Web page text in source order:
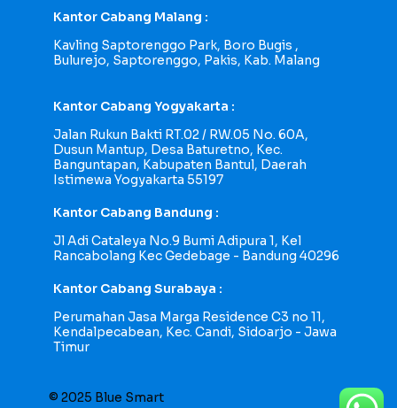
Kantor Cabang Malang :
Kavling Saptorenggo Park, Boro Bugis ,
Bulurejo, Saptorenggo, Pakis, Kab. Malang
Kantor Cabang Yogyakarta :
Jalan Rukun Bakti RT.02 / RW.05 No. 60A,
Dusun Mantup, Desa Baturetno, Kec.
Banguntapan, Kabupaten Bantul, Daerah
Istimewa Yogyakarta 55197
Kantor Cabang Bandung :
Jl Adi Cataleya No.9 Bumi Adipura 1, Kel
Rancabolang Kec Gedebage - Bandung 40296
Kantor Cabang Surabaya :
Perumahan Jasa Marga Residence C3 no 11,
Kendalpecabean, Kec. Candi, Sidoarjo - Jawa
Timur
© 2025 Blue Smart